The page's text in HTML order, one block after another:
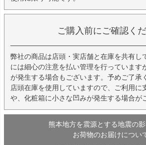
ご購入前にご確認く
弊社の商品は店頭・実店舗と在庫を共有し
には細心の注意を払い管理を行っています
が発生する場合もございます。予めご了承
店頭在庫を使用していますので、ご利用に
や、化粧箱に小さな凹みが発生する場合が
熊本地方を震源とする地震の
お荷物のお届けについ